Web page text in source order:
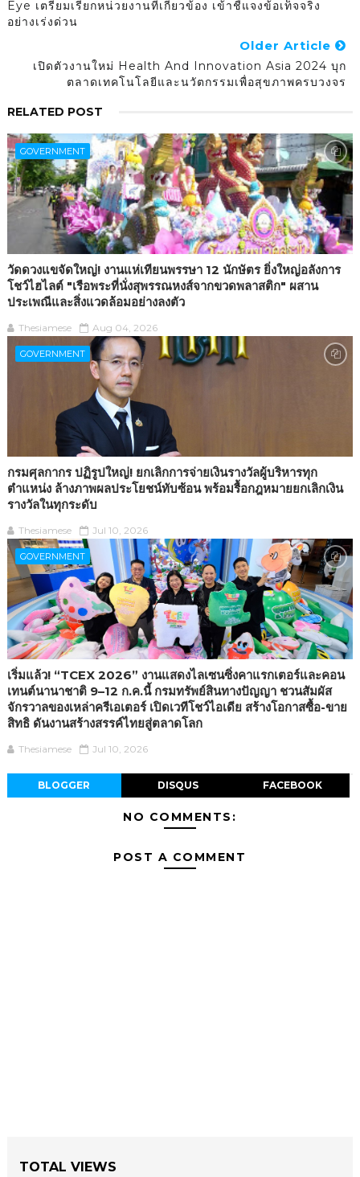
Eye เตรียมเรียกหน่วยงานที่เกี่ยวข้อง เข้าชี้แจงข้อเท็จจริง
อย่างเร่งด่วน
Older Article
เปิดตัวงานใหม่ Health And Innovation Asia 2024 บุก
ตลาดเทคโนโลยีและนวัตกรรมเพื่อสุขภาพครบวงจร
RELATED POST
GOVERNMENT
วัดดวงแขจัดใหญ่! งานแห่เทียนพรรษา 12 นักษัตร ยิ่งใหญ่อลังการ
โชว์ไฮไลต์ "เรือพระที่นั่งสุพรรณหงส์จากขวดพลาสติก" ผสาน
ประเพณีและสิ่งแวดล้อมอย่างลงตัว
Thesiamese Aug 04, 2026
GOVERNMENT
กรมศุลกากร ปฏิรูปใหญ่! ยกเลิกการจ่ายเงินรางวัลผู้บริหารทุก
ตำแหน่ง ล้างภาพผลประโยชน์ทับซ้อน พร้อมรื้อกฎหมายยกเลิกเงิน
รางวัลในทุกระดับ
Thesiamese Jul 10, 2026
GOVERNMENT
เริ่มแล้ว! “TCEX 2026” งานแสดงไลเซนซิ่งคาแรกเตอร์และคอน
เทนต์นานาชาติ 9–12 ก.ค.นี้ กรมทรัพย์สินทางปัญญา ชวนสัมผัส
จักรวาลของเหล่าครีเอเตอร์ เปิดเวทีโชว์ไอเดีย สร้างโอกาสซื้อ-ขาย
สิทธิ ดันงานสร้างสรรค์ไทยสู่ตลาดโลก
Thesiamese Jul 10, 2026
BLOGGER DISQUS FACEBOOK
NO COMMENTS:
POST A COMMENT
TOTAL VIEWS